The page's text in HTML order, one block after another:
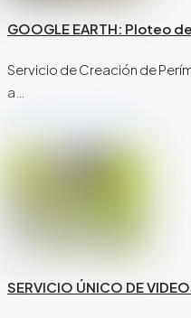
GOOGLE EARTH: Ploteo
Servicio de Creación de
a…
SERVICIO ÚNICO DE